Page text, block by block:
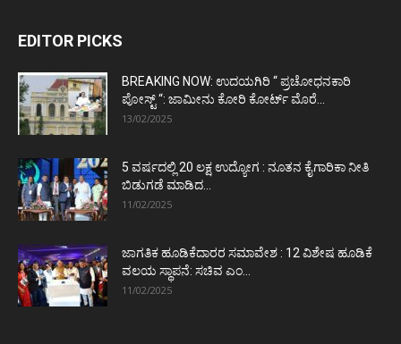
EDITOR PICKS
BREAKING NOW: ಉದಯಗಿರಿ “ ಪ್ರಚೋಧನಕಾರಿ
ಪೋಸ್ಟ್‌ “: ಜಾಮೀನು ಕೋರಿ ಕೋರ್ಟ್‌ ಮೊರೆ...
13/02/2025
5 ವರ್ಷದಲ್ಲಿ 20 ಲಕ್ಷ ಉದ್ಯೋಗ : ನೂತನ ಕೈಗಾರಿಕಾ ನೀತಿ
ಬಿಡುಗಡೆ ಮಾಡಿದ...
11/02/2025
ಜಾಗತಿಕ ಹೂಡಿಕೆದಾರರ ಸಮಾವೇಶ : 12 ವಿಶೇಷ ಹೂಡಿಕೆ
ವಲಯ ಸ್ಥಾಪನೆ: ಸಚಿವ ಎಂ...
11/02/2025